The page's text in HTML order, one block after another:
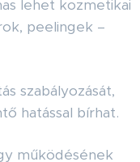
lehet kozmetikai
peelingek –
szabályozását,
hatással bírhat.
működésének